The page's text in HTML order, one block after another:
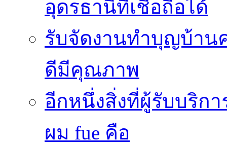
อุดรธานีที่เชื่อถือได้
รับจัดงานทำบุญบ้าน
ดีมีคุณภาพ
อีกหนึ่งสิ่งที่ผู้รับบริก
ผม fue คือ